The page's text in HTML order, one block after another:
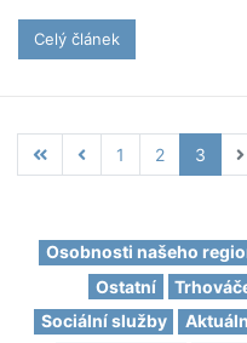
Celý článek
1 2 3
Osobnosti našeho
Ostatní
Sociální služby